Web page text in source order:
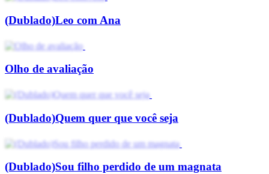
(Dublado)Leo com Ana
Olho de avaliação
(Dublado)Quem quer que você seja
(Dublado)Sou filho perdido de um magnata